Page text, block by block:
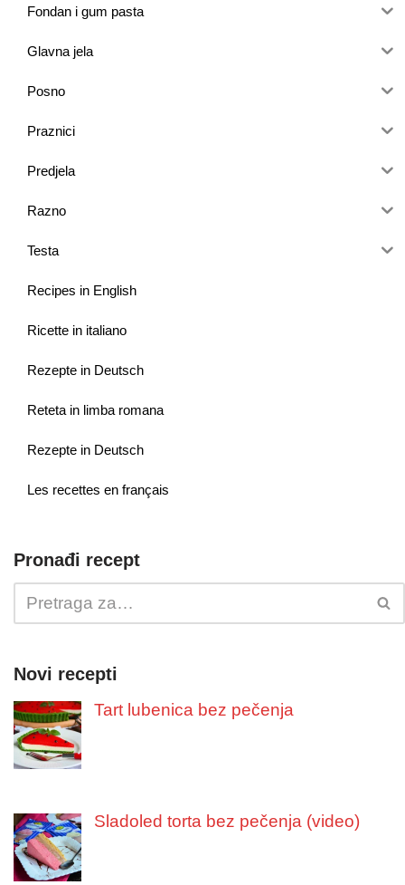
Fondan i gum pasta
Glavna jela
Posno
Praznici
Predjela
Razno
Testa
Recipes in English
Ricette in italiano
Rezepte in Deutsch
Reteta in limba romana
Rezepte in Deutsch
Les recettes en français
Pronađi recept
Novi recepti
Tart lubenica bez pečenja
Sladoled torta bez pečenja (video)